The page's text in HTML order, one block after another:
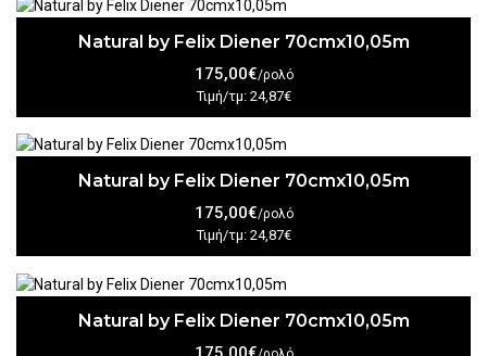
Natural by Felix Diener 70cmx10,05m
175,00€/ρολό
Τιμή/τμ: 24,87€
Natural by Felix Diener 70cmx10,05m
175,00€/ρολό
Τιμή/τμ: 24,87€
Natural by Felix Diener 70cmx10,05m